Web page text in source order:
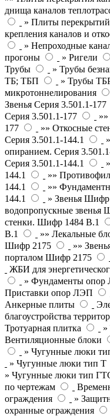
днища каналов
» Плиты
крепления каналов и
» Непроходные
прогоны
» Ригели
Трубы
» Трубы
ТБ; ТБП
» Трубы
микротоннелирования
Звенья Серия 3.501.1-177
Серия 3.501.1-177
177
»» Откосные
Серия 3.501.1-144.1
опиранием. Серия
Серия 3.501.1-144.1
144.1
»»
144.1
»»
144.1
» Звенья
водопропускные звенья
стенки. Шифр 1484 В.1
В.1
»» Лекальные
Шифр 2175
»»
порталом Шифр 2175
ЖБИ для
» Фундаменты
Приставки опор ЛЭП
Анкерные плиты
благоустройства
Тротуарная плитка
»
Вентиляционные блоки
» Чугунные люки
» Чугунные люки тип Т
» Чугунные люки тип
по чертежам
ограждения
»
охранные ограждения